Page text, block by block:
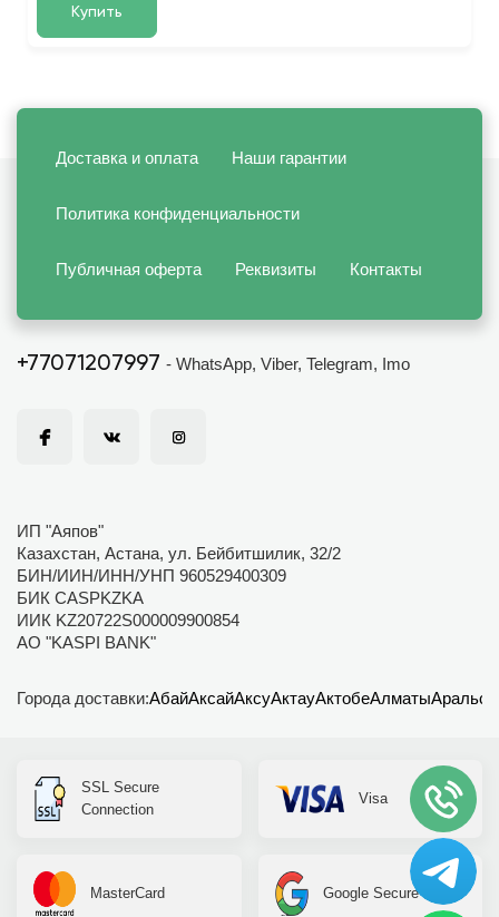
Купить
Доставка и оплата Наши гарантии
Политика конфиденциальности
Публичная оферта Реквизиты Контакты
+77071207997 - WhatsApp, Viber, Telegram, Imo
ИП "Аяпов"
Казахстан, Астана, ул. Бейбитшилик, 32/2
БИН/ИИН/ИНН/УНП 960529400309
БИК CASPKZKA
ИИК KZ20722S000009900854
АО "KASPI BANK"
Города доставки:АбайАксайАксуАктауАктобеАлматыАральск
SSL Secure
Connection
Visa
MasterCard Google Secure